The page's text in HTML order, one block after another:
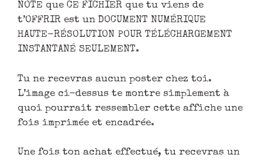
NOTE que CE FICHIER que tu viens de
t’OFFRIR est un DOCUMENT NUMÉRIQUE
HAUTE-RÉSOLUTION POUR TÉLÉCHARGEMENT
INSTANTANÉ SEULEMENT.
Tu ne recevras aucun poster chez toi.
L’image ci-dessus te montre simplement à
quoi pourrait ressembler cette affiche une
fois imprimée et encadrée.
Une fois ton achat effectué, tu recevras un